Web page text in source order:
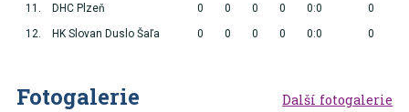
11.
DHC Plzeň 0 0 0 0 0:0
0
12.
HK Slovan Duslo Šaľa 0 0 0 0 0:0 0
Další fotogalerie
Fotogalerie